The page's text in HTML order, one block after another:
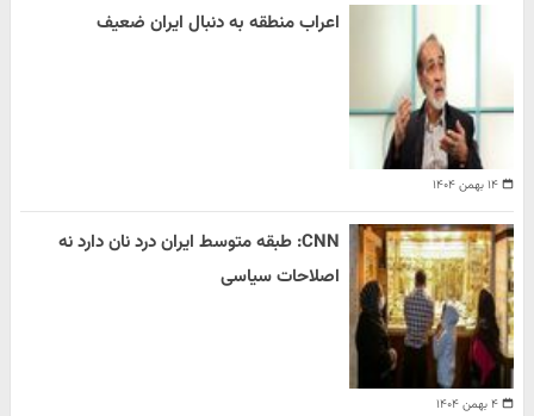
۱۴ بهمن ۱۴۰۴
اعراب منطقه به دنبال ایران ضعیف
۴ بهمن ۱۴۰۴
CNN: طبقه متوسط ایران درد نان دارد نه
اصلاحات سیاسی